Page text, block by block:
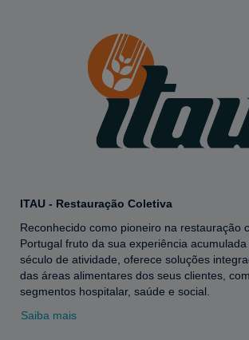
ITAU - Restauração Coletiva
Reconhecido como pioneiro na restauração
Portugal fruto da sua experiência
século de atividade, oferece soluções
das áreas alimentares dos seus clientes,
segmentos hospitalar, saúde e social.
Saiba mais